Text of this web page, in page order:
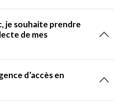
je souhaite prendre
de mes
d’accès en